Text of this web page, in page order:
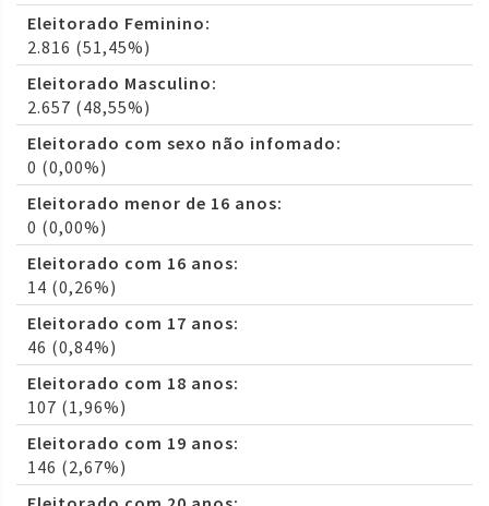
Eleitorado Feminino:
2.816 (51,45%)
Eleitorado Masculino:
2.657 (48,55%)
Eleitorado com sexo não infomado:
0 (0,00%)
Eleitorado menor de 16 anos:
0 (0,00%)
Eleitorado com 16 anos:
14 (0,26%)
Eleitorado com 17 anos:
46 (0,84%)
Eleitorado com 18 anos:
107 (1,96%)
Eleitorado com 19 anos:
146 (2,67%)